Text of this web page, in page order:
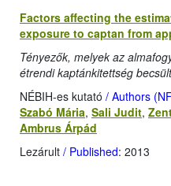
Factors affecting the
exposure to captan from
Tényezők, melyek az
étrendi kaptánkitettség
NÉBIH-es kutató / Authors
Szabó Mária, Sali Judit,
Ambrus Árpád
Lezárult / Published: 2013